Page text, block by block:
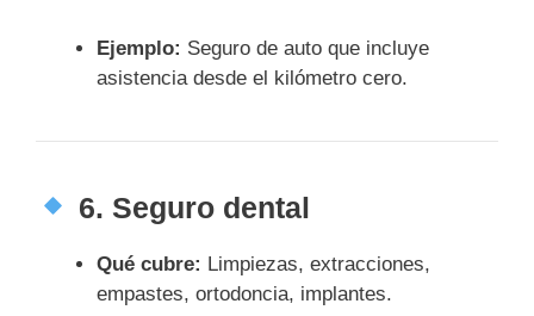
Ejemplo: Seguro de auto que incluye
asistencia desde el kilómetro cero.
6. Seguro dental
Qué cubre: Limpiezas, extracciones,
empastes, ortodoncia, implantes.